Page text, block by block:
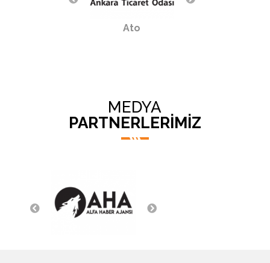
Ato
MEDYA
PARTNERLERİMİZ